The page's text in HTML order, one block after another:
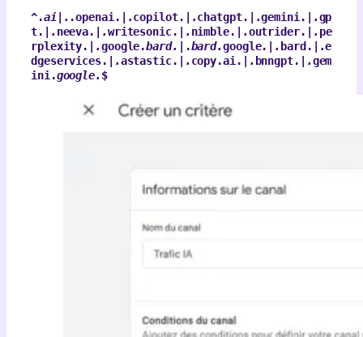
^.ai|. .openai. |.copilot. |.chatgpt. |.gemini. |.gp
t.
|. neeva. |.writesonic. |. nimble. |.outrider. |. pe
rplexity.
|.google.bard. |.bard.google. |. bard. |.e
dgeservices.
|.astastic. |. copy.ai. |. bnngpt. |.gem
ini.google. $